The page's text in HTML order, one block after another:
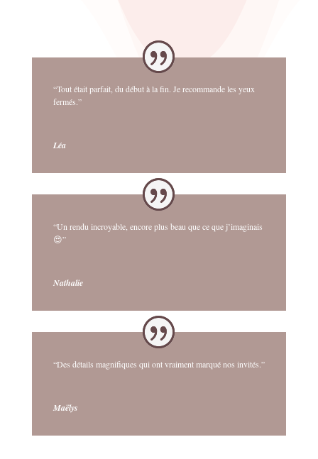
“Tout était parfait, du début à la fin. Je recommande les yeux
fermés.”
Léa
“Un rendu incroyable, encore plus beau que ce que j’imaginais
😍”
Nathalie
“Des détails magnifiques qui ont vraiment marqué nos invités.”
Maëlys